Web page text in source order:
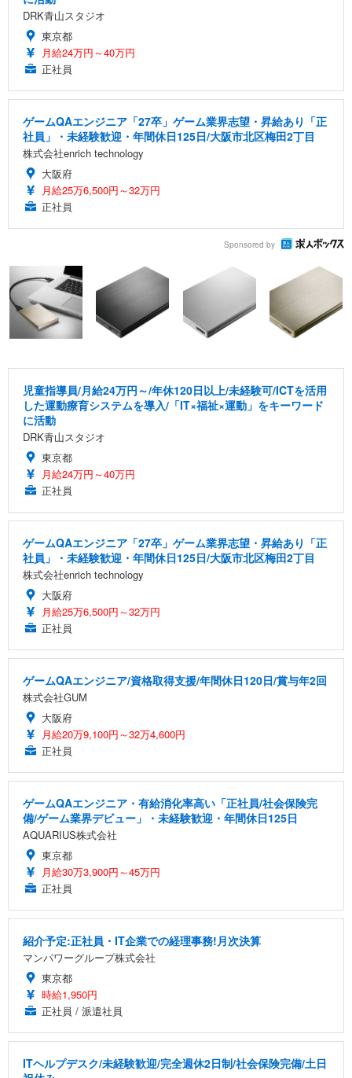
DRK青山スタジオ
東京都
月給24万円～40万円
正社員
ゲームQAエンジニア「27卒」ゲーム業界志望・昇給あり「正
社員」・未経験歓迎・年間休日125日/大阪市北区梅田2丁目
株式会社enrich technology
大阪府
月給25万6,500円～32万円
正社員
Sponsored by
児童指導員/月給24万円～/年休120日以上/未経験可/ICTを活用
した運動療育システムを導入/「IT×福祉×運動」をキーワード
に活動
DRK青山スタジオ
東京都
月給24万円～40万円
正社員
ゲームQAエンジニア「27卒」ゲーム業界志望・昇給あり「正
社員」・未経験歓迎・年間休日125日/大阪市北区梅田2丁目
株式会社enrich technology
大阪府
月給25万6,500円～32万円
正社員
ゲームQAエンジニア/資格取得支援/年間休日120日/賞与年2回
株式会社GUM
大阪府
月給20万9,100円～32万4,600円
正社員
ゲームQAエンジニア・有給消化率高い「正社員/社会保険完
備/ゲーム業界デビュー」・未経験歓迎・年間休日125日
AQUARIUS株式会社
東京都
月給30万3,900円～45万円
正社員
紹介予定:正社員・IT企業での経理事務!月次決算
マンパワーグループ株式会社
東京都
時給1,950円
正社員 / 派遣社員
ITヘルプデスク/未経験歓迎/完全週休2日制/社会保険完備/土日